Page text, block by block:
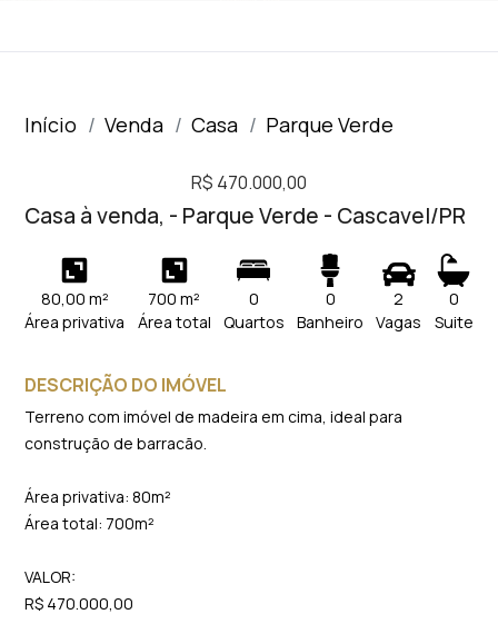
Início Venda Casa Parque Verde
R$ 470.000,00
Casa à venda, - Parque Verde - Cascavel/PR
80,00 m²
Área privativa
700 m²
Área total
0
Quartos
0
Banheiro
2
Vagas
0
Suite
DESCRIÇÃO DO IMÓVEL
Terreno com imóvel de madeira em cima, ideal para
construção de barracão.
Área privativa: 80m²
Área total: 700m²
VALOR:
R$ 470.000,00